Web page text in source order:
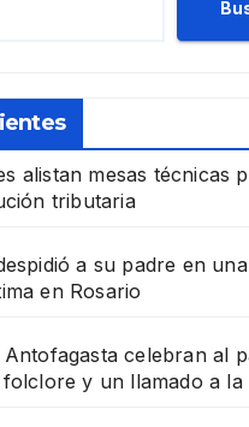
alistan mesas técnicas
tributaria
a su padre en una
en Rosario
Antofagasta celebran al
y un llamado a la